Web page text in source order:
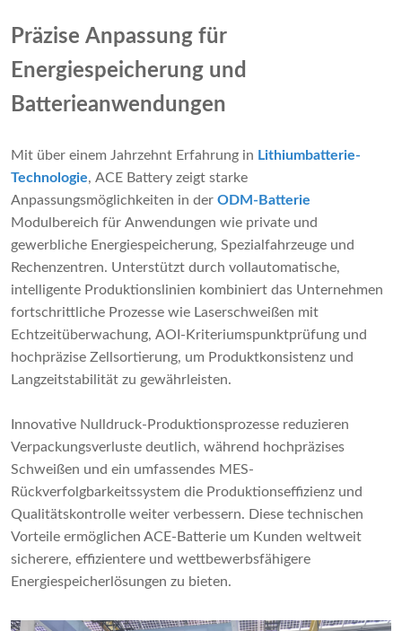
Präzise Anpassung für
Energiespeicherung und
Batterieanwendungen
Mit über einem Jahrzehnt Erfahrung in Lithiumbatterie-
Technologie, ACE Battery zeigt starke
Anpassungsmöglichkeiten in der ODM-Batterie
Modulbereich für Anwendungen wie private und
gewerbliche Energiespeicherung, Spezialfahrzeuge und
Rechenzentren. Unterstützt durch vollautomatische,
intelligente Produktionslinien kombiniert das Unternehmen
fortschrittliche Prozesse wie Laserschweißen mit
Echtzeitüberwachung, AOI-Kriteriumspunktprüfung und
hochpräzise Zellsortierung, um Produktkonsistenz und
Langzeitstabilität zu gewährleisten.
Innovative Nulldruck-Produktionsprozesse reduzieren
Verpackungsverluste deutlich, während hochpräzises
Schweißen und ein umfassendes MES-
Rückverfolgbarkeitssystem die Produktionseffizienz und
Qualitätskontrolle weiter verbessern. Diese technischen
Vorteile ermöglichen ACE-Batterie um Kunden weltweit
sicherere, effizientere und wettbewerbsfähigere
Energiespeicherlösungen zu bieten.